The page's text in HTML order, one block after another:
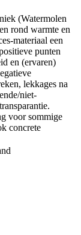
(Watermolen
rond warmte en
materiaal een
punten
en (ervaren)
lekkages na
niet-
voor sommige
concrete